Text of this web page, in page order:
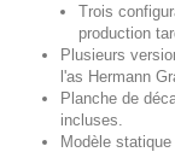
Trois
production
Plusieurs
l'as Hermann
Planche de
incluses.
Modèle